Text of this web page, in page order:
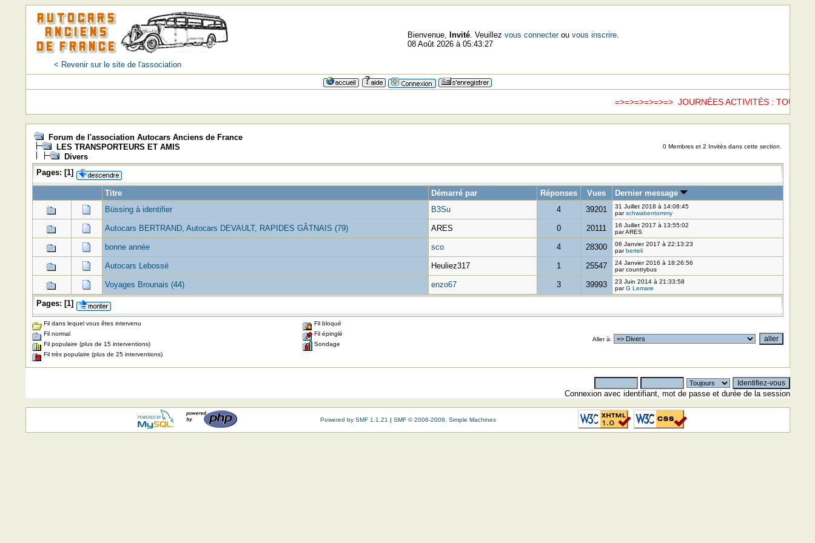
< Revenir sur le site de l'association
Bienvenue, Invité. Veuillez vous connecterou vous inscrire.
08 Août 2026 à 05:43:27
=>=>=>=>=>=> JOURNÉES ACTIVITÉS : TOUS
Forum de l'association Autocars Anciens de France
LES TRANSPORTEURS ET AMIS
Divers
0 Membres et 2 Invités dans cette section.
Pages: [1]
Titre Démarré par Réponses Vues
Dernier message
Büssing à identifier
B3Su 4 39201
31 Juillet 2018 à 14:08:45
parschwabentommy
Autocars BERTRAND, Autocars DEVAULT, RAPIDES GÂTNAIS (79) ARES 0 20111
16 Juillet 2017 à 13:55:02
par ARES
bonne année sco 4 28300
06 Janvier 2017 à 22:13:23
parberteli
Autocars Lebossé Heuliez317 1 25547
24 Janvier 2016 à 18:26:56
par countrybus
Voyages Brounais (44) enzo67 3 39993
23 Juin 2014 à 21:33:58
parG Lemare
Pages: [1]
Fil dans lequel vous êtes intervenu
Fil normal
Fil populaire (plus de 15 interventions)
Fil très populaire (plus de 25 interventions)
Fil bloqué
Fil épinglé
Sondage
Aller à:
Connexion avec identifiant, mot de passe et durée de la session
Powered by SMF 1.1.21 | SMF © 2006-2009, Simple Machines